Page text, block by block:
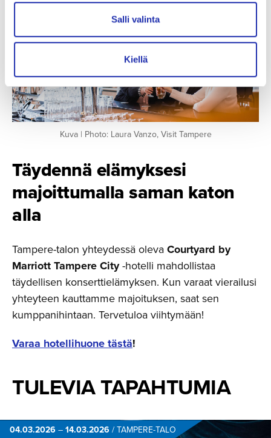
Salli valinta
Kiellä
Kuva | Photo: Laura Vanzo, Visit Tampere
Täydennä elämyksesi
majoittu­malla saman katon
alla
Tampere-talon yhteydessä olevaCourtyard by
Marriott Tampere City-hotelli mahdollistaa
täydellisen konserttielämyksen. Kun varaat vierailusi
yhteyteen kauttamme majoituksen, saat sen
kumppanihintaan. Tervetuloa viihtymään!
Varaa hotellihuone tästä!
TULEVIA TAPAHTUMIA
04.03.2026 –14.03.2026 /TAMPERE-TALO